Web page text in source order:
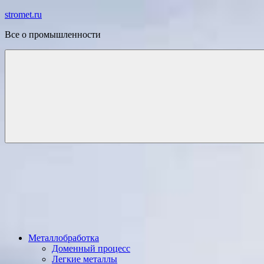
Перейти
содержимому
stromet.ru
Все о промышленности
Металлобработка
Доменный процесс
Легкие металлы